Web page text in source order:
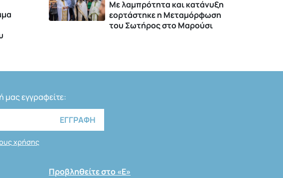
Με λαμπρότητα και κατάνυξη
εορτάστηκε η Μεταμόρφωση
του Σωτήρος στο Μαρούσι
μας εγγραφείτε:
χρήσης
Προβληθείτε στο «Ε»